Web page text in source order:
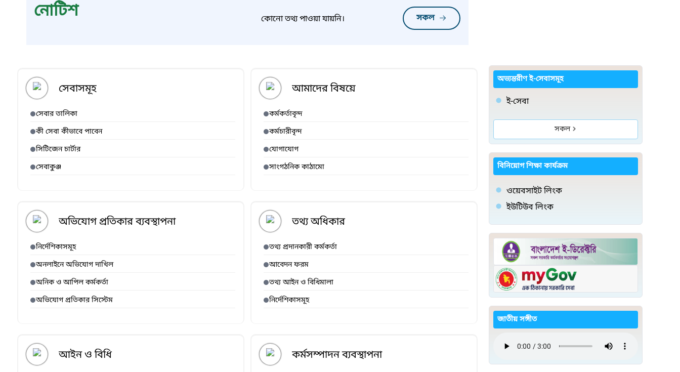
নোটিশ সকল
কোনো তথ্য পাওয়া যায়নি।
সেবাসমূহ
সেবার তালিকা
কী সেবা কীভাবে পাবেন
সিটিজেন চার্টার
সেবাকুঞ্জ
আমাদের বিষয়ে
কর্মকর্তাবৃন্দ
কর্মচারীবৃন্দ
যোগাযোগ
সাংগঠনিক কাঠামো
অভিযোগ প্রতিকার ব্যবস্থাপনা
নির্দেশিকাসমূহ
অনলাইনে অভিযোগ দাখিল
অনিক ও আপিল কর্মকর্তা
অভিযোগ প্রতিকার সিস্টেম
তথ্য অধিকার
তথ্য প্রদানকারী কর্মকর্তা
আবেদন ফরম
তথ্য আইন ও বিধিমালা
নির্দেশিকাসমূহ
আইন ও বিধি কর্মসম্পাদন ব্যবস্থাপনা
অভ্যন্তরীণ ই-সেবাসমূহ
ই-সেবা
সকল
বিনিয়োগ শিক্ষা কার্যক্রম
ওয়েবসাইট লিংক
ইউটিউব লিংক
জাতীয় সঙ্গীত